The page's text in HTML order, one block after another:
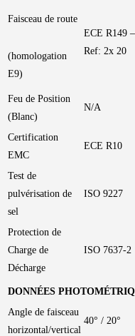
Faisceau de route
ECE R149 –
Ref: 2x 20
(homologation
E9)
Feu de Position
(Blanc)
N/A
Certification
EMC
ECE R10
Test de
pulvérisation de
sel
ISO 9227
Protection de
Charge de
Décharge
ISO 7637-2
DONNÉES
Angle de faisceau
horizontal/vertical
40° / 20°